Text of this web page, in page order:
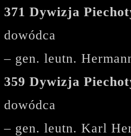
371 Dywizja
dowódca
– gen. leutn.
359 Dywizja
dowódca
– gen. leutn. Karl